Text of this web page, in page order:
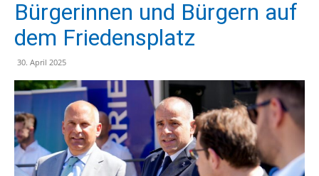
Bürgerinnen und Bürgern auf
dem Friedensplatz
30. April 2025